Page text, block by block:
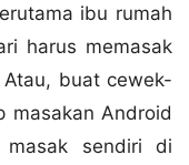
ibu rumah
harus memasak
buat cewek-
masakan Android
sendiri di